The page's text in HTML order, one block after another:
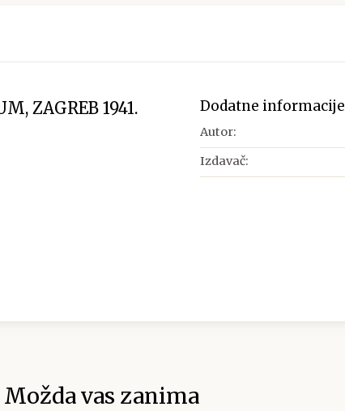
ZAGREB 1941. Dodatne informacije
Autor:
Izdavač:
Možda vas zanima